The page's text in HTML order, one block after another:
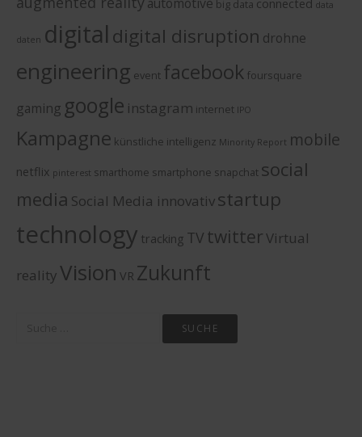
big data connected data
daten digital digital disruption drohne
engineering event facebook foursquare
gaming google instagram internet IPO
Kampagne künstliche intelligenz Minority Report mobile
netflix pinterest smarthome smartphone snapchat social
media Social Media innovativstartup
technology tracking TV twitterVirtual
realityVision VR Zukunft